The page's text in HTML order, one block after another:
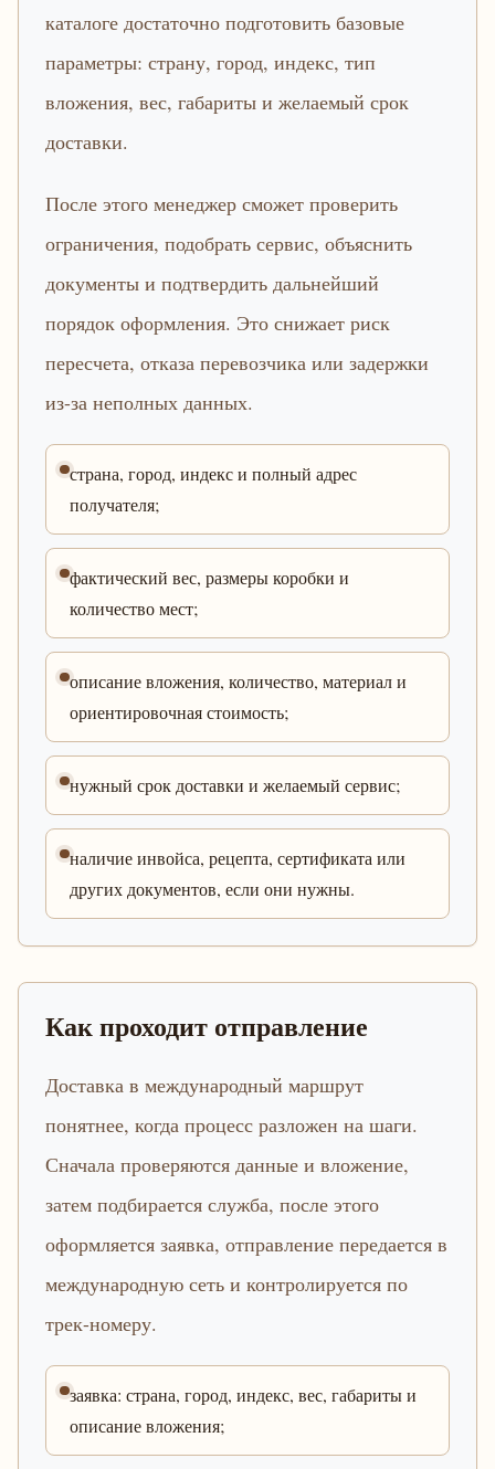
каталоге достаточно подготовить базовые
параметры: страну, город, индекс, тип
вложения, вес, габариты и желаемый срок
доставки.
После этого менеджер сможет проверить
ограничения, подобрать сервис, объяснить
документы и подтвердить дальнейший
порядок оформления. Это снижает риск
пересчета, отказа перевозчика или задержки
из-за неполных данных.
страна, город, индекс и полный адрес
получателя;
фактический вес, размеры коробки и
количество мест;
описание вложения, количество, материал и
ориентировочная стоимость;
нужный срок доставки и желаемый сервис;
наличие инвойса, рецепта, сертификата или
других документов, если они нужны.
Как проходит отправление
Доставка в международный маршрут
понятнее, когда процесс разложен на шаги.
Сначала проверяются данные и вложение,
затем подбирается служба, после этого
оформляется заявка, отправление передается в
международную сеть и контролируется по
трек-номеру.
заявка: страна, город, индекс, вес, габариты и
описание вложения;